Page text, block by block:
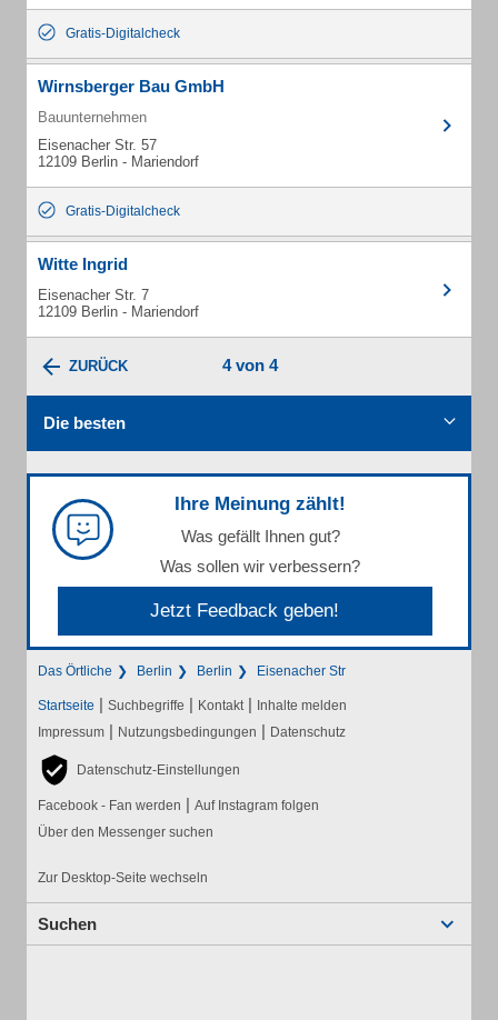
Gratis-Digitalcheck
Wirnsberger Bau GmbH
Bauunternehmen
Eisenacher Str. 57
12109 Berlin - Mariendorf
Gratis-Digitalcheck
Witte Ingrid
Eisenacher Str. 7
12109 Berlin - Mariendorf
ZURÜCK 4 von 4
Die besten
Ihre Meinung zählt!
Was gefällt Ihnen gut?
Was sollen wir verbessern?
Jetzt Feedback geben!
Das Örtliche Berlin Berlin Eisenacher Str
Startseite | Suchbegriffe | Kontakt | Inhalte melden
Impressum | Nutzungsbedingungen | Datenschutz
Datenschutz-Einstellungen
Facebook - Fan werden | Auf Instagram folgen
Über den Messenger suchen
Zur Desktop-Seite wechseln
Suchen